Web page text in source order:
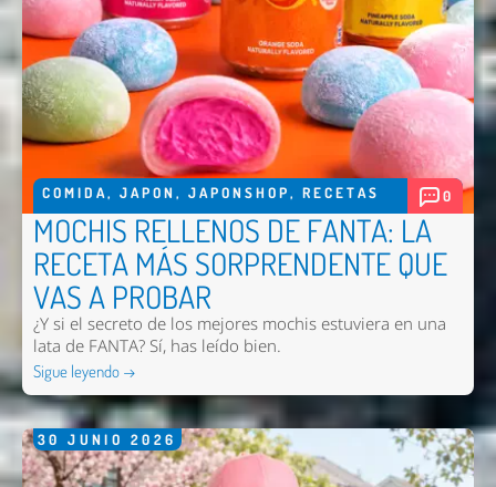
COMIDA, JAPON , JAPONSHOP, RECETAS 0
MOCHIS RELLENOS DE FANTA: LA
RECETA MÁS SORPRENDENTE QUE
VAS A PROBAR
¿Y si el secreto de los mejores mochis estuviera en una
lata de FANTA? Sí, has leído bien.
Sigue leyendo →
30 JUNIO 2026
Nombre *
Email *
Comentario *